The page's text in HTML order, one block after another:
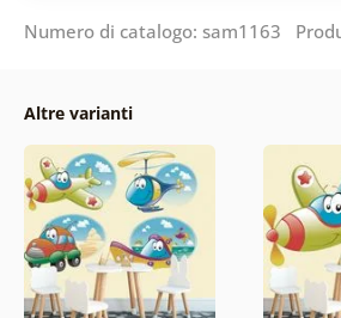
Numero di catalogo: sam1163
Altre varianti